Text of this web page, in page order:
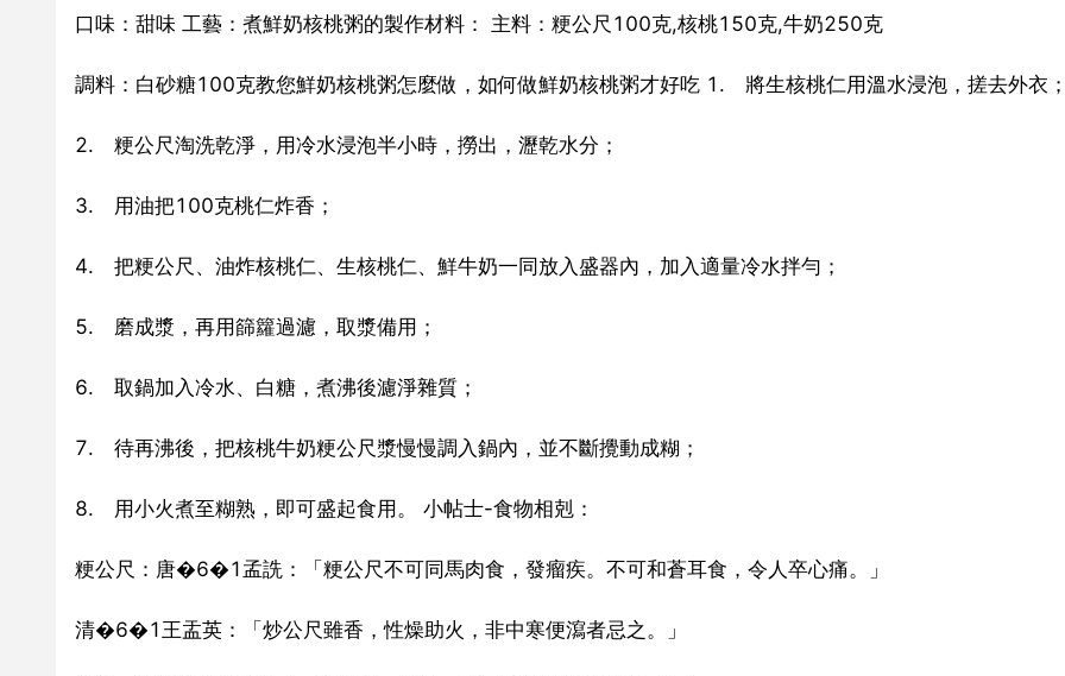
口味：甜味 工藝：煮鮮奶核桃粥的製作材料： 主料：粳公尺100克,核桃150克,牛奶250克
調料：白砂糖100克教您鮮奶核桃粥怎麼做，如何做鮮奶核桃粥才好吃 1. 將生核桃仁用溫水浸泡，搓去外衣
2. 粳公尺淘洗乾淨，用冷水浸泡半小時，撈出，瀝乾水分；
3. 用油把100克桃仁炸香；
4. 把粳公尺、油炸核桃仁、生核桃仁、鮮牛奶一同放入盛器內，加入適量冷水拌勻；
5. 磨成漿，再用篩籮過濾，取漿備用；
6. 取鍋加入冷水、白糖，煮沸後濾淨雜質；
7. 待再沸後，把核桃牛奶粳公尺漿慢慢調入鍋內，並不斷攪動成糊；
8. 用小火煮至糊熟，即可盛起食用。 小帖士-食物相剋：
粳公尺：唐�6�1孟詵：「粳公尺不可同馬肉食，發瘤疾。不可和蒼耳食，令人卒心痛。」
清�6�1王盂英：「炒公尺雖香，性燥助火，非中寒便瀉者忌之。」